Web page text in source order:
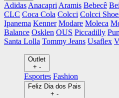
Adidas Anacapri Aramis Bebecê
CLC Coca Cola Colcci Colcci
Ipanema Kenner Modare Moleca
Balance Osklen OUS Piccadilly
Santa Lolla Tommy Jeans Usaflex
Outlet
+ -
Esportes Fashion
Feliz Dia dos Pais
+ -